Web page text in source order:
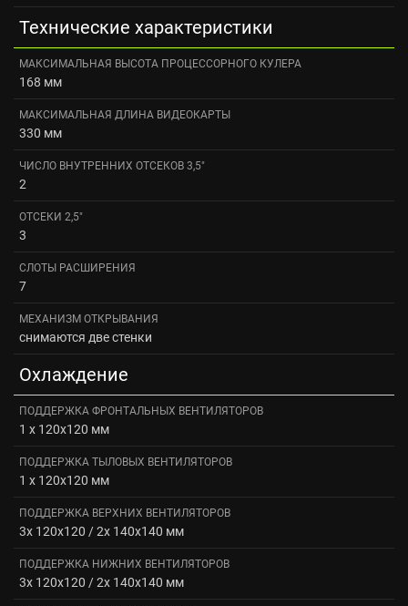
Технические характеристики
МАКСИМАЛЬНАЯ ВЫСОТА ПРОЦЕССОРНОГО КУЛЕРА
168 мм
МАКСИМАЛЬНАЯ ДЛИНА ВИДЕОКАРТЫ
330 мм
ЧИСЛО ВНУТРЕННИХ ОТСЕКОВ 3,5"
2
ОТСЕКИ 2,5"
3
СЛОТЫ РАСШИРЕНИЯ
7
МЕХАНИЗМ ОТКРЫВАНИЯ
снимаются две стенки
Охлаждение
ПОДДЕРЖКА ФРОНТАЛЬНЫХ ВЕНТИЛЯТОРОВ
1 х 120x120 мм
ПОДДЕРЖКА ТЫЛОВЫХ ВЕНТИЛЯТОРОВ
1 х 120x120 мм
ПОДДЕРЖКА ВЕРХНИХ ВЕНТИЛЯТОРОВ
3x 120x120 / 2x 140x140 мм
ПОДДЕРЖКА НИЖНИХ ВЕНТИЛЯТОРОВ
3x 120x120 / 2x 140x140 мм